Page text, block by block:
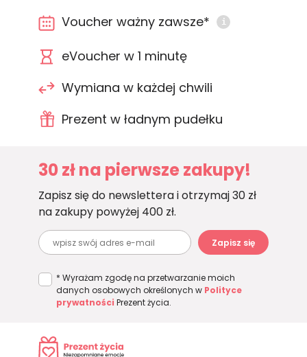
Voucher ważny zawsze*
i
eVoucher w 1 minutę
Wymiana w każdej chwili
Prezent w ładnym pudełku
30 zł na pierwsze zakupy!
Zapisz się do newslettera i otrzymaj 30 zł
na zakupy powyżej 400 zł.
Zapisz się
* Wyrażam zgodę na przetwarzanie moich
danych osobowych określonych w Polityce
prywatności Prezent życia.